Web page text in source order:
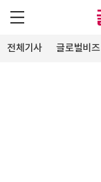
전체기사 글로벌비즈